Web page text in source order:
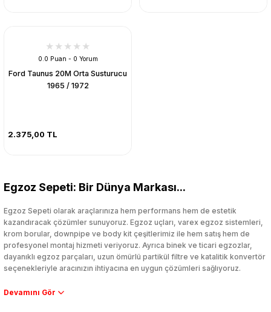
0.0 Puan - 0 Yorum
Ford Taunus 20M Orta Susturucu
1965 / 1972
2.375,00 TL
Egzoz Sepeti: Bir Dünya Markası...
Egzoz Sepeti olarak araçlarınıza hem performans hem de estetik
kazandıracak çözümler sunuyoruz. Egzoz uçları, varex egzoz sistemleri,
krom borular, downpipe ve body kit çeşitlerimiz ile hem satış hem de
profesyonel montaj hizmeti veriyoruz. Ayrıca binek ve ticari egzozlar,
dayanıklı egzoz parçaları, uzun ömürlü partikül filtre ve katalitik konvertör
seçenekleriyle aracınızın ihtiyacına en uygun çözümleri sağlıyoruz.
Performans artışı isteyen sürücüler için özel performans egzozları ve